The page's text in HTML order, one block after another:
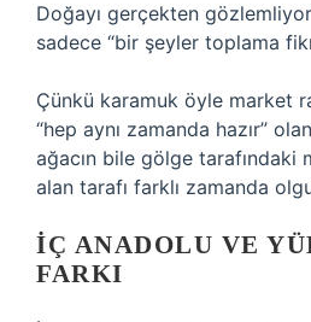
Doğayı gerçekten
sadece “bir şeyler toplama
Çünkü karamuk öyle market
“hep aynı zamanda hazır”
ağacın bile gölge tarafındaki
alan tarafı farklı zamanda
İÇ ANADOLU VE
FARKI